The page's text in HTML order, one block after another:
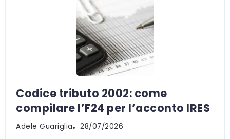
Codice tributo 2002: come
compilare l’F24 per l’acconto IRES
Adele Guariglia 28/07/2026